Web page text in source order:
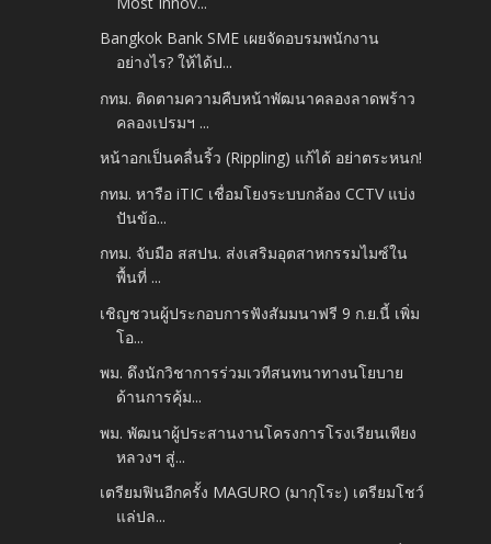
Bangkok Bank SME เผยจัดอบรมพนักงาน
อย่างไร? ให้ได้ป...
กทม. ติดตามความคืบหน้าพัฒนาคลองลาดพร้าว
คลองเปรมฯ ...
หน้าอกเป็นคลื่นริ้ว (Rippling) แก้ได้ อย่าตระหนก!
กทม. หารือ iTIC เชื่อมโยงระบบกล้อง CCTV แบ่ง
ปันข้อ...
กทม. จับมือ สสปน. ส่งเสริมอุตสาหกรรมไมซ์ใน
พื้นที่ ...
เชิญชวนผู้ประกอบการฟังสัมมนาฟรี 9 ก.ย.นี้ เพิ่ม
โอ...
พม. ดึงนักวิชาการร่วมเวทีสนทนาทางนโยบาย
ด้านการคุ้ม...
พม. พัฒนาผู้ประสานงานโครงการโรงเรียนเพียง
หลวงฯ สู่...
เตรียมฟินอีกครั้ง MAGURO (มากุโระ) เตรียมโชว์
แล่ปล...